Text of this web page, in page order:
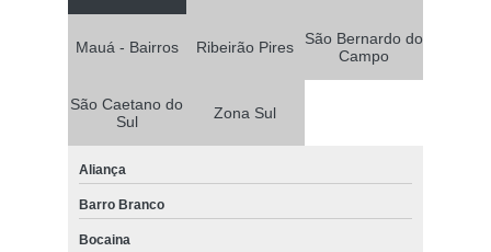
Mauá - Bairros Ribeirão Pires
São Bernardo do
Campo
São Caetano do
Sul
Zona Sul
Aliança
Barro Branco
Bocaina